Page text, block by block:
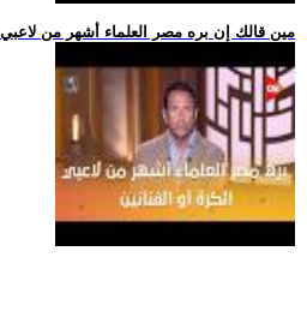
.. مين قالك إن بره مصر العلماء أشهر من لاعبي